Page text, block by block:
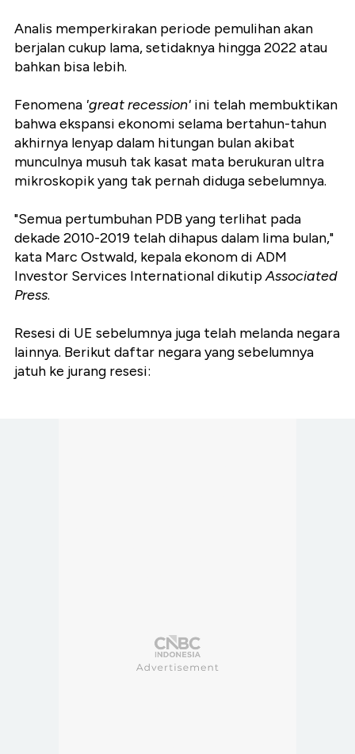
Analis memperkirakan periode pemulihan akan
berjalan cukup lama, setidaknya hingga 2022 atau
bahkan bisa lebih.
Fenomena 'great recession' ini telah membuktikan
bahwa ekspansi ekonomi selama bertahun-tahun
akhirnya lenyap dalam hitungan bulan akibat
munculnya musuh tak kasat mata berukuran ultra
mikroskopik yang tak pernah diduga sebelumnya.
"Semua pertumbuhan PDB yang terlihat pada
dekade 2010-2019 telah dihapus dalam lima bulan,"
kata Marc Ostwald, kepala ekonom di ADM
Investor Services International dikutipAssociated
Press.
Resesi di UE sebelumnya juga telah melanda negara
lainnya. Berikut daftar negara yang sebelumnya
jatuh ke jurang resesi: